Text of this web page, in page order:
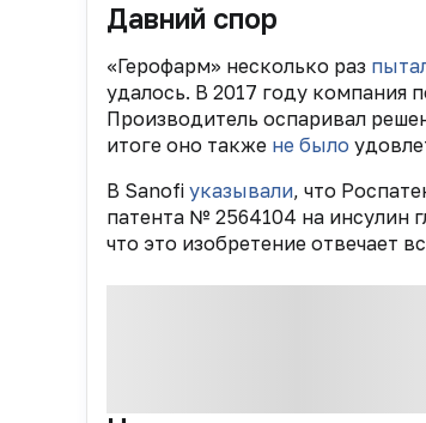
Давний спор
«Герофарм» несколько раз
удалось. В 2017 году компания
Производитель оспаривал
итоге оно также не было
В Sanofi указывали, что
патента № 2564104 на инсулин
что это изобретение отвечает